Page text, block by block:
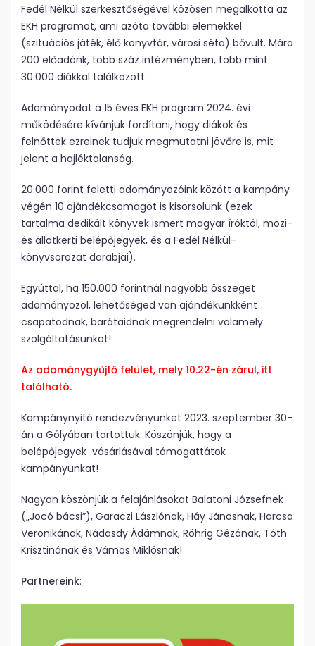
Fedél Nélkül szerkesztőségével közösen megalkotta az
EKH programot, ami azóta további elemekkel
(szituációs játék, élő könyvtár, városi séta) bővült. Mára
200 előadónk, több száz intézményben, több mint
30.000 diákkal találkozott.
Adományodat a 15 éves EKH program 2024. évi
működésére kívánjuk fordítani, hogy diákok és
felnőttek ezreinek tudjuk megmutatni jövőre is, mit
jelent a hajléktalanság.
20.000 forint feletti adományozóink között a kampány
végén 10 ajándékcsomagot is kisorsolunk (ezek
tartalma dedikált könyvek ismert magyar íróktól, mozi-
és állatkerti belépőjegyek, és a Fedél Nélkül-
könyvsorozat darabjai).
Egyúttal, ha 150.000 forintnál nagyobb összeget
adományozol, lehetőséged van ajándékunkként
csapatodnak, barátaidnak megrendelni valamely
szolgáltatásunkat!
Az adománygyűjtő felület, mely 10.22-én zárul, itt
található.
Kampánynyitó rendezvényünket 2023. szeptember 30-
án a Gólyában tartottuk. Köszönjük, hogy a
belépőjegyek vásárlásával támogattátok
kampányunkat!
Nagyon köszönjük a felajánlásokat Balatoni Józsefnek
(„Jocó bácsi”), Garaczi Lászlónak, Háy Jánosnak, Harcsa
Veronikának, Nádasdy Ádámnak, Röhrig Gézának, Tóth
Krisztinának és Vámos Miklósnak!
Partnereink: